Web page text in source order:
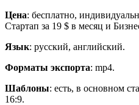
Цена: бесплатно,
Стартап за 19 $ в месяц и
Язык: русский, английский.
Форматы экспорта: mp4.
Шаблоны: есть, в основном
16:9.